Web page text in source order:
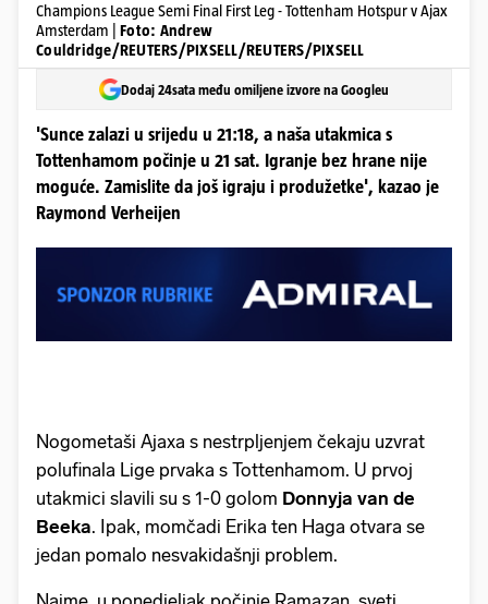
Champions League Semi Final First Leg - Tottenham Hotspur v Ajax
Amsterdam | Foto: Andrew
Couldridge/REUTERS/PIXSELL/REUTERS/PIXSELL
Dodaj 24sata među omiljene izvore na Googleu
'Sunce zalazi u srijedu u 21:18, a naša utakmica s
Tottenhamom počinje u 21 sat. Igranje bez hrane nije
moguće. Zamislite da još igraju i produžetke', kazao je
Raymond Verheijen
Nogometaši Ajaxa s nestrpljenjem čekaju uzvrat
polufinala Lige prvaka s Tottenhamom. U prvoj
utakmici slavili su s 1-0 golom Donnyja van de
Beeka. Ipak, momčadi Erika ten Haga otvara se
jedan pomalo nesvakidašnji problem.